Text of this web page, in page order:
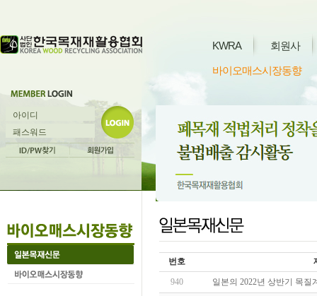
KWRA 회원사
바이오매스시장동향
번호
940 일본의 2022년 상반기 목